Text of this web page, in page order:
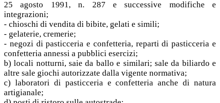
25 agosto 1991, n. 287 e successive modifiche e
integrazioni;
- chioschi di vendita di bibite, gelati e simili;
- gelaterie, cremerie;
- negozi di pasticceria e confetteria, reparti di pasticceria e
confetteria annessi a pubblici esercizi;
b) locali notturni, saie da ballo e similari; sale da biliardo e
altre sale giochi autorizzate dalla vigente normativa;
c) laboratori di pasticceria e confetteria anche di natura
artigianale;